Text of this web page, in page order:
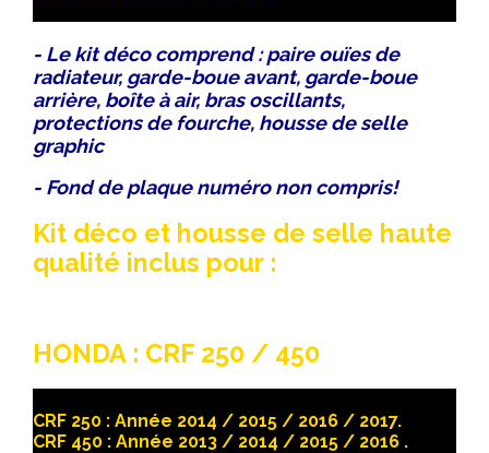
- Le kit déco comprend : paire ouïes de
radiateur, garde-boue avant, garde-boue
arrière, boîte à air, bras oscillants,
protections de fourche, housse de selle
graphic
- Fond de plaque numéro non compris!
Kit déco et housse de selle haute
qualité inclus pour :
HONDA : CRF 250 / 450
CRF 250 : Année 2014 / 2015 / 2016 / 2017.
CRF 450 : Année 2013 / 2014 / 2015 / 2016 .